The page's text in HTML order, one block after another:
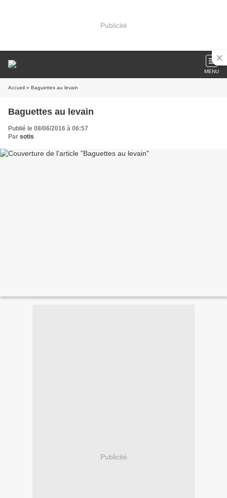
Publicité
MENU
Accueil » Baguettes au levain
Baguettes au levain
Publié le 08/06/2016 à 06:57
Par sotis
Publicité